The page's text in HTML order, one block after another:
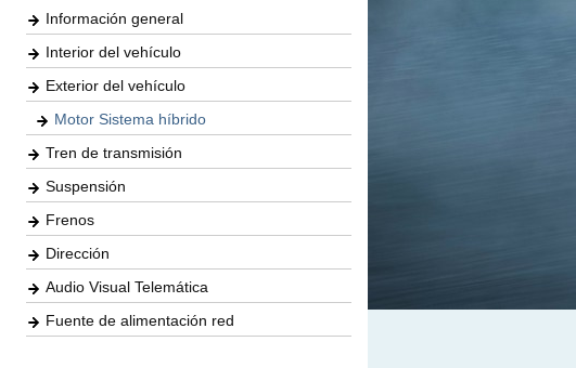
Información general
Interior del vehículo
Exterior del vehículo
Motor Sistema híbrido
Tren de transmisión
Suspensión
Frenos
Dirección
Audio Visual Telemática
Fuente de alimentación red